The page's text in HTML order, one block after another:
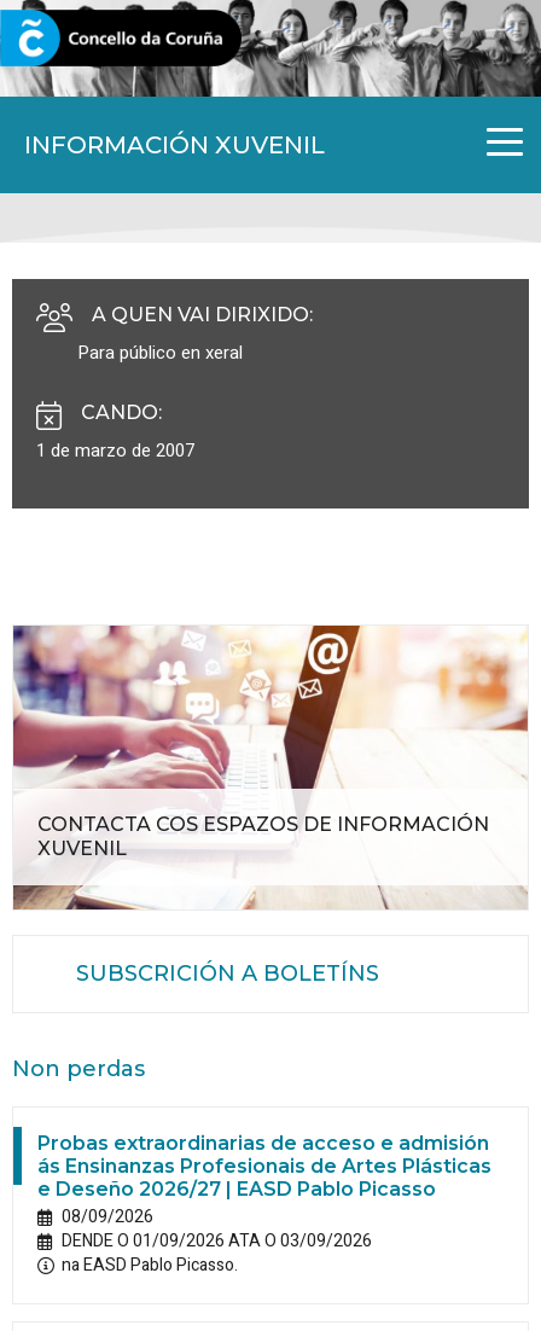
INFORMACIÓN XUVENIL
CORUNA.GAL
A QUEN VAI DIRIXIDO:
Para público en xeral
CANDO:
1 de marzo de 2007
CONTACTA COS ESPAZOS DE INFORMACIÓN
XUVENIL
SUBSCRICIÓN A BOLETÍNS
Non perdas
Probas extraordinarias de acceso e admisión
ás Ensinanzas Profesionais de Artes Plásticas
e Deseño 2026/27 | EASD Pablo Picasso
08/09/2026
DENDE O 01/09/2026 ATA O 03/09/2026
na EASD Pablo Picasso.